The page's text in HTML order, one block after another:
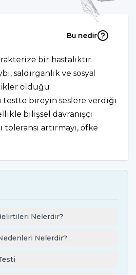
Bu nedir
bir hastalıktır.
saldırganlık ve sosyal
olduğu
testte bireyin seslere verdiği
bilişsel davranışçı
artırmayı, öfke
Nelerdir?
Nelerdir?